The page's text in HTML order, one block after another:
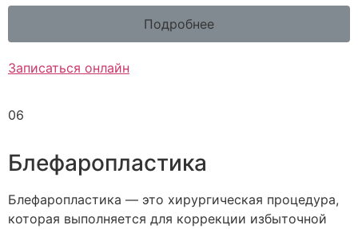
Подробнее
Записаться онлайн
06
Блефаропластика
Блефаропластика — это хирургическая процедура,
которая выполняется для коррекции избыточной